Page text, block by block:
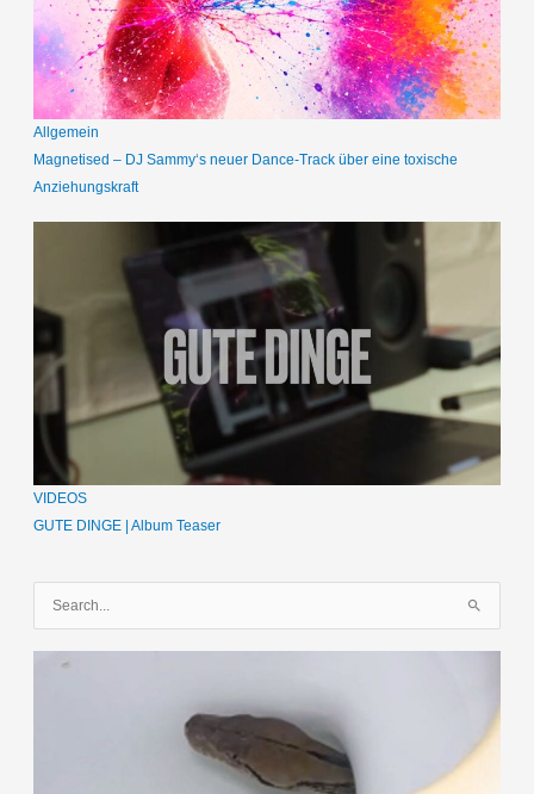
Allgemein
Magnetised – DJ Sammy‘s neuer Dance-Track über eine toxische
Anziehungskraft
VIDEOS
GUTE DINGE | Album Teaser
c